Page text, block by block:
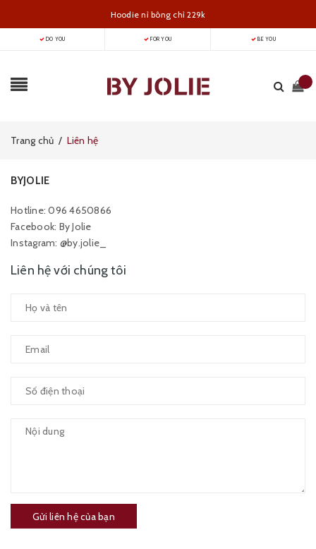
Hoodie nỉ bông chỉ 229k
DO YOU FOR YOU BE YOU
Trang chủ / Liên hệ
BYJOLIE
Hotline: 096 4650866
Facebook: By Jolie
Instagram: @by.jolie_
Liên hệ với chúng tôi
Gửi liên hệ của bạn